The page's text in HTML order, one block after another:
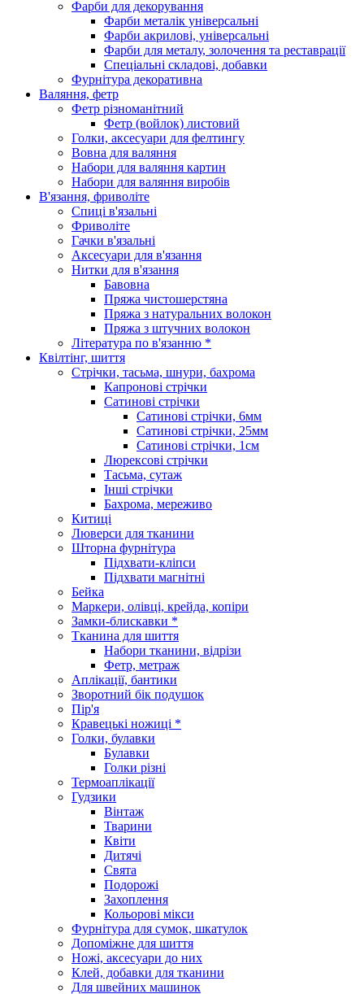
Фарби для декорування
Фарби металік універсальні
Фарби акрилові, універсальні
Фарби для металу, золочення та реставрації
Спеціальні складові, добавки
Фурнітура декоративна
Валяння, фетр
Фетр різноманітний
Фетр (войлок) листовий
Голки, аксесуари для фелтингу
Вовна для валяння
Набори для валяння картин
Набори для валяння виробів
В'язання, фриволіте
Спиці в'язальні
Фриволіте
Гачки в'язальні
Аксесуари для в'язання
Нитки для в'язання
Бавовна
Пряжа чистошерстяна
Пряжа з натуральних волокон
Пряжа з штучних волокон
Література по в'язанню *
Квілтінг, шиття
Стрічки, тасьма, шнури, бахрома
Капронові стрічки
Сатинові стрічки
Сатинові стрічки, 6мм
Сатинові стрічки, 25мм
Сатинові стрічки, 1см
Люрексові стрічки
Тасьма, сутаж
Інші стрічки
Бахрома, мереживо
Китиці
Люверси для тканини
Шторна фурнітура
Підхвати-кліпси
Підхвати магнітні
Бейка
Маркери, олівці, крейда, копіри
Замки-блискавки *
Тканина для шиття
Набори тканини, відрізи
Фетр, метраж
Аплікації, бантики
Зворотний бік подушок
Пір'я
Кравецькі ножиці *
Голки, булавки
Булавки
Голки різні
Термоаплікації
Гудзики
Вінтаж
Тварини
Квіти
Дитячі
Свята
Подорожі
Захоплення
Кольорові мікси
Фурнітура для сумок, шкатулок
Допоміжне для шиття
Ножі, аксесуари до них
Клей, добавки для тканини
Для швейних машинок